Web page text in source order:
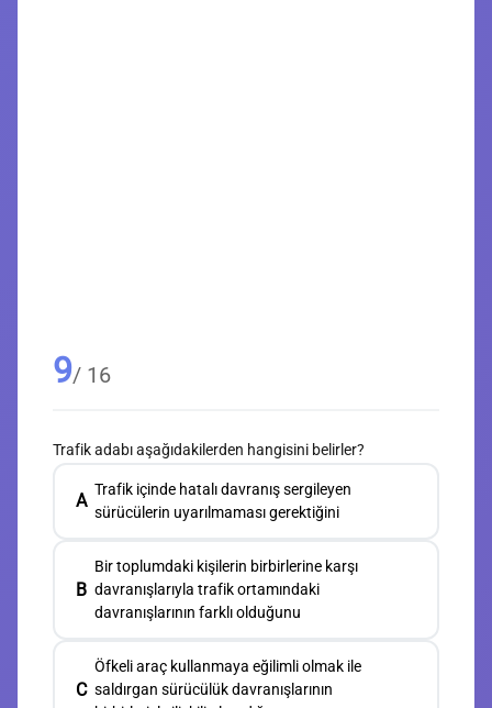
9/ 16
Trafik adabı aşağıdakilerden hangisini belirler?
A
Trafik içinde hatalı davranış sergileyen
sürücülerin uyarılmaması gerektiğini
B
Bir toplumdaki kişilerin birbirlerine karşı
davranışlarıyla trafik ortamındaki
davranışlarının farklı olduğunu
C
Öfkeli araç kullanmaya eğilimli olmak ile
saldırgan sürücülük davranışlarının